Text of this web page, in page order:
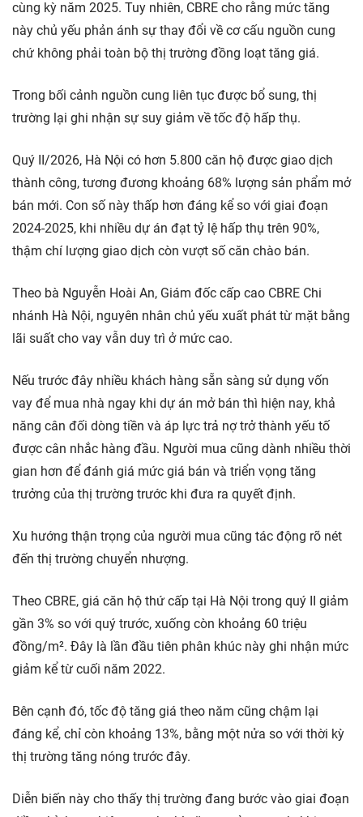
cùng kỳ năm 2025. Tuy nhiên, CBRE cho rằng mức tăng
này chủ yếu phản ánh sự thay đổi về cơ cấu nguồn cung
chứ không phải toàn bộ thị trường đồng loạt tăng giá.
Trong bối cảnh nguồn cung liên tục được bổ sung, thị
trường lại ghi nhận sự suy giảm về tốc độ hấp thụ.
Quý II/2026, Hà Nội có hơn 5.800 căn hộ được giao dịch
thành công, tương đương khoảng 68% lượng sản phẩm mở
bán mới. Con số này thấp hơn đáng kể so với giai đoạn
2024-2025, khi nhiều dự án đạt tỷ lệ hấp thụ trên 90%,
thậm chí lượng giao dịch còn vượt số căn chào bán.
Theo bà Nguyễn Hoài An, Giám đốc cấp cao CBRE Chi
nhánh Hà Nội, nguyên nhân chủ yếu xuất phát từ mặt bằng
lãi suất cho vay vẫn duy trì ở mức cao.
Nếu trước đây nhiều khách hàng sẵn sàng sử dụng vốn
vay để mua nhà ngay khi dự án mở bán thì hiện nay, khả
năng cân đối dòng tiền và áp lực trả nợ trở thành yếu tố
được cân nhắc hàng đầu. Người mua cũng dành nhiều thời
gian hơn để đánh giá mức giá bán và triển vọng tăng
trưởng của thị trường trước khi đưa ra quyết định.
Xu hướng thận trọng của người mua cũng tác động rõ nét
đến thị trường chuyển nhượng.
Theo CBRE, giá căn hộ thứ cấp tại Hà Nội trong quý II giảm
gần 3% so với quý trước, xuống còn khoảng 60 triệu
đồng/m². Đây là lần đầu tiên phân khúc này ghi nhận mức
giảm kể từ cuối năm 2022.
Bên cạnh đó, tốc độ tăng giá theo năm cũng chậm lại
đáng kể, chỉ còn khoảng 13%, bằng một nửa so với thời kỳ
thị trường tăng nóng trước đây.
Diễn biến này cho thấy thị trường đang bước vào giai đoạn